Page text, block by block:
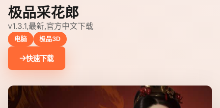
极品采花郎
v1.3.1,最新,官方中文下载
电脑 极品3D
快速下载